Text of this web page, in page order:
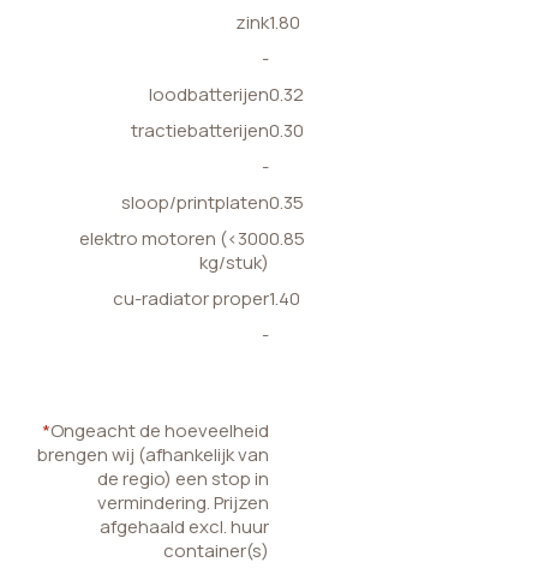
zink1.80
-
loodbatterijen0.32
tractiebatterijen0.30
-
sloop/printplaten0.35
elektro motoren (<300
kg/stuk)
0.85
cu-radiator proper1.40
-
*Ongeacht de hoeveelheid
brengen wij (afhankelijk van
de regio) een stop in
vermindering. Prijzen
afgehaald excl. huur
container(s)